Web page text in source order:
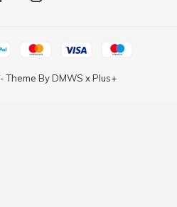
- Theme ByDMWS xPlus+